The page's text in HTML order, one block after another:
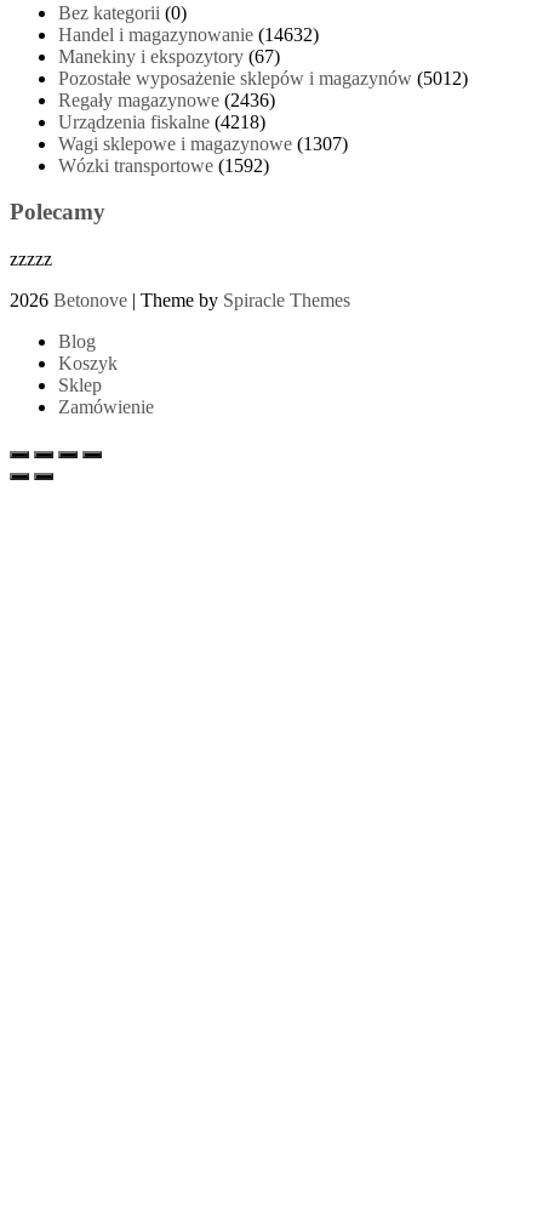
Bez kategorii (0)
Handel i magazynowanie (14632)
Manekiny i ekspozytory (67)
Pozostałe wyposażenie sklepów i magazynów (5012)
Regały magazynowe (2436)
Urządzenia fiskalne (4218)
Wagi sklepowe i magazynowe (1307)
Wózki transportowe (1592)
Polecamy
zzzzz
2026 Betonove | Theme by Spiracle Themes
Blog
Koszyk
Sklep
Zamówienie